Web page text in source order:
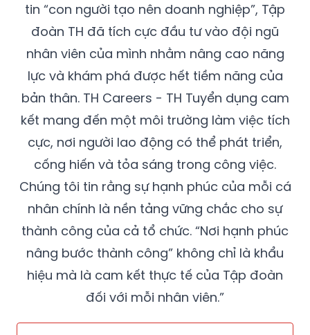
tin “con người tạo nên doanh nghiệp”, Tập
đoàn TH đã tích cực đầu tư vào đội ngũ
nhân viên của mình nhằm nâng cao năng
lực và khám phá được hết tiềm năng của
bản thân. TH Careers - TH Tuyển dụng cam
kết mang đến một môi trường làm việc tích
cực, nơi người lao động có thể phát triển,
cống hiến và tỏa sáng trong công việc.
Chúng tôi tin rằng sự hạnh phúc của mỗi cá
nhân chính là nền tảng vững chắc cho sự
thành công của cả tổ chức. “Nơi hạnh phúc
nâng bước thành công” không chỉ là khẩu
hiệu mà là cam kết thực tế của Tập đoàn
đối với mỗi nhân viên.”